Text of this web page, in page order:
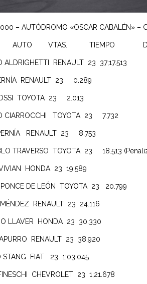
– AUTÓDROMO «OSCAR CABALÉN» –
AUTO VTAS. TIEMPO
RENAULT 23 37;17.513
RENAULT 23 0.289
TOYOTA 23 2.013
TOYOTA 23 7.732
RENAULT 23 8.753
TOYOTA 23 18.513
HONDA 23 19.589
DE LEÓN TOYOTA 23 20.799
RENAULT 23 24.116
HONDA 23 30.330
RENAULT 23 38.920
FIAT 23 1;03.045
CHEVROLET 23 1;21.678